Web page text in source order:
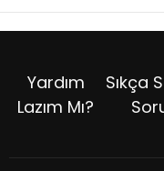
Yardım
Lazım Mı?
Sıkça